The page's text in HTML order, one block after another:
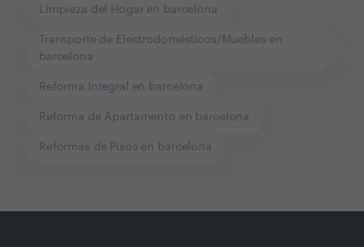
Limpieza del Hogar en barcelona
Transporte de Electrodomésticos/Muebles en
barcelona
Reforma Integral en barcelona
Reforma de Apartamento en barcelona
Reformas de Pisos en barcelona